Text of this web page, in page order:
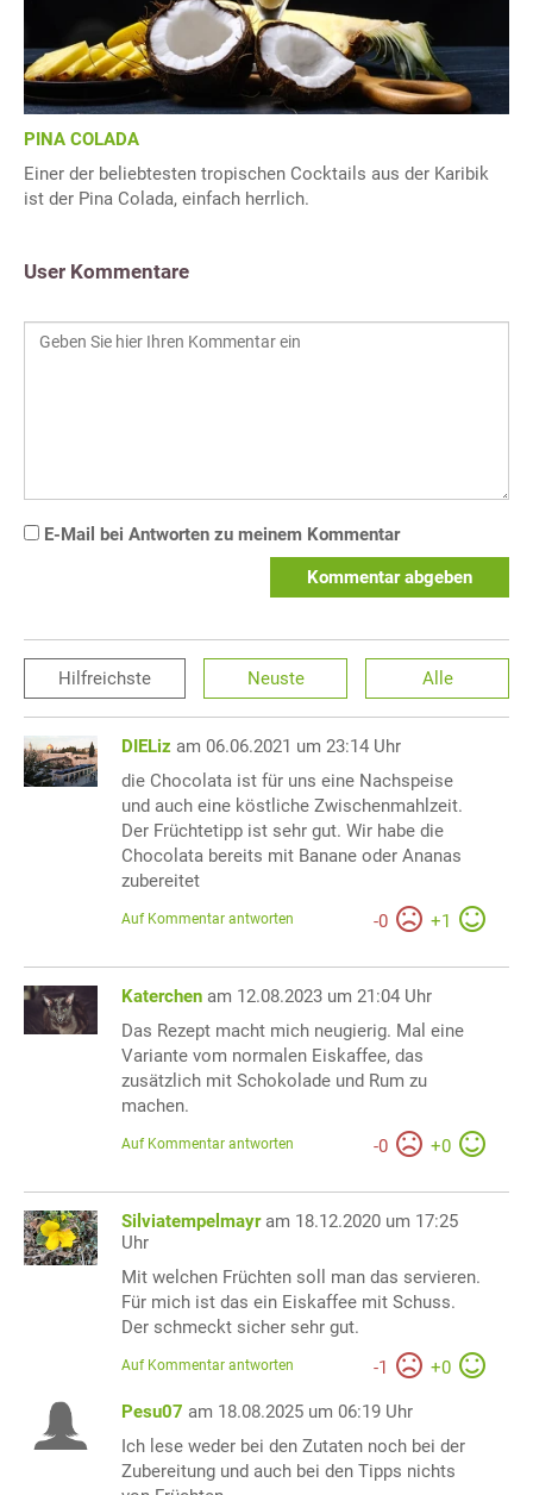
PINA COLADA
Einer der beliebtesten tropischen Cocktails aus der Karibik
ist der Pina Colada, einfach herrlich.
User Kommentare
E-Mail bei Antworten zu meinem Kommentar
Kommentar abgeben
Hilfreichste Neuste Alle
DIELiz am 06.06.2021 um 23:14 Uhr
die Chocolata ist für uns eine Nachspeise
und auch eine köstliche Zwischenmahlzeit.
Der Früchtetipp ist sehr gut. Wir habe die
Chocolata bereits mit Banane oder Ananas
zubereitet
-0 +1
Auf Kommentar antworten
Katerchen am 12.08.2023 um 21:04 Uhr
Das Rezept macht mich neugierig. Mal eine
Variante vom normalen Eiskaffee, das
zusätzlich mit Schokolade und Rum zu
machen.
-0 +0
Auf Kommentar antworten
Silviatempelmayr am 18.12.2020 um 17:25
Uhr
Mit welchen Früchten soll man das servieren.
Für mich ist das ein Eiskaffee mit Schuss.
Der schmeckt sicher sehr gut.
-1 +0
Auf Kommentar antworten
Pesu07 am 18.08.2025 um 06:19 Uhr
Ich lese weder bei den Zutaten noch bei der
Zubereitung und auch bei den Tipps nichts